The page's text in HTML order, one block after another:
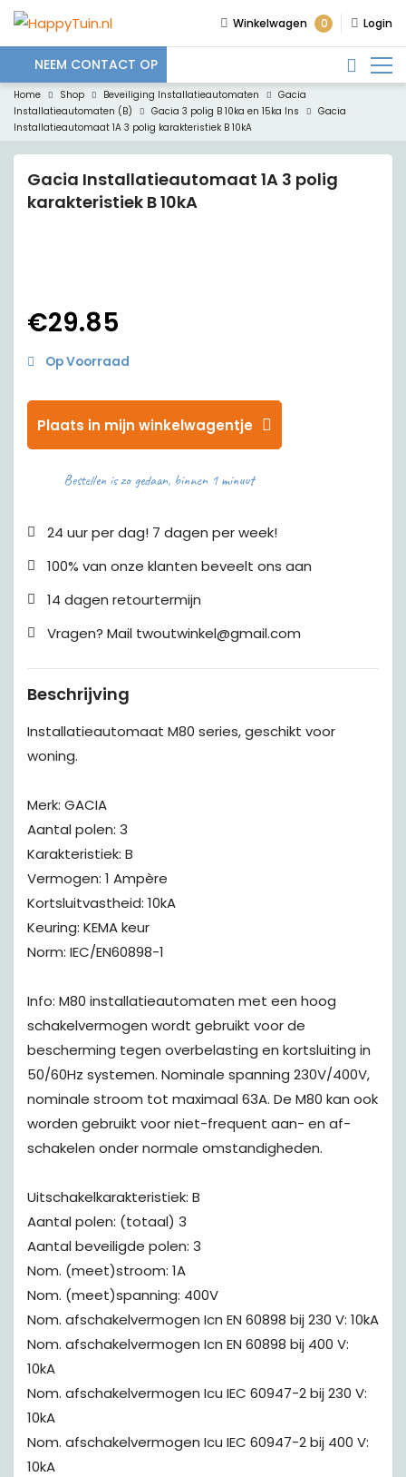
Winkelwagen 0 Login
NEEM CONTACT OP
Home Shop Beveiliging Installatieautomaten
Gacia
Installatieautomaten (B)
Gacia 3 polig B 10ka en 15ka Ins
Gacia
Installatieautomaat 1A 3 polig karakteristiek B 10kA
Gacia Installatieautomaat 1A 3 polig
karakteristiek B 10kA
€29.85
Op Voorraad
Plaats in mijn winkelwagentje
Bestellen is zo gedaan, binnen 1 minuut
24 uur per dag! 7 dagen per week!
100% van onze klanten beveelt ons aan
14 dagen retourtermijn
Vragen? Mail twoutwinkel@gmail.com
Beschrijving
Installatieautomaat M80 series, geschikt voor
woning.
Merk: GACIA
Aantal polen: 3
Karakteristiek: B
Vermogen: 1 Ampère
Kortsluitvastheid: 10kA
Keuring: KEMA keur
Norm: IEC/EN60898-1
Info: M80 installatieautomaten met een hoog
schakelvermogen wordt gebruikt voor de
bescherming tegen overbelasting en kortsluiting in
50/60Hz systemen. Nominale spanning 230V/400V,
nominale stroom tot maximaal 63A. De M80 kan ook
worden gebruikt voor niet-frequent aan- en af-
schakelen onder normale omstandigheden.
Uitschakelkarakteristiek: B
Aantal polen: (totaal) 3
Aantal beveiligde polen: 3
Nom. (meet)stroom: 1A
Nom. (meet)spanning: 400V
Nom. afschakelvermogen Icn EN 60898 bij 230 V: 10kA
Nom. afschakelvermogen Icn EN 60898 bij 400 V:
10kA
Nom. afschakelvermogen Icu IEC 60947-2 bij 230 V:
10kA
Nom. afschakelvermogen Icu IEC 60947-2 bij 400 V:
10kA